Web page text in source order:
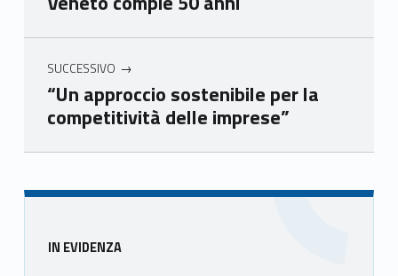
SUCCESSIVO
“Un approccio sostenibile per la
competitività delle imprese”
Skip back to main navigation
Sidebar
IN EVIDENZA